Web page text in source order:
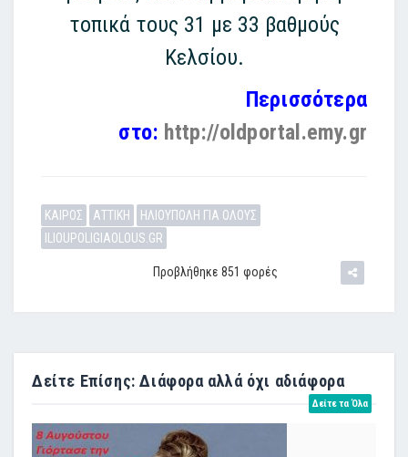
τοπικά τους 31 με 33 βαθμούς
Κελσίου.
Περισσότερα
στο: http://oldportal.emy.gr
ΚΑΙΡΟΣ ΑΤΤΙΚΗ
ΗΛΙΟΥΠΟΛΗ ΓΙΑ ΟΛΟΥΣ
ILIOUPOLIGIAOLOUS.GR
Προβλήθηκε 851 φορές
Δείτε Επίσης: Διάφορα αλλά όχι αδιάφορα
Δείτε τα Όλα